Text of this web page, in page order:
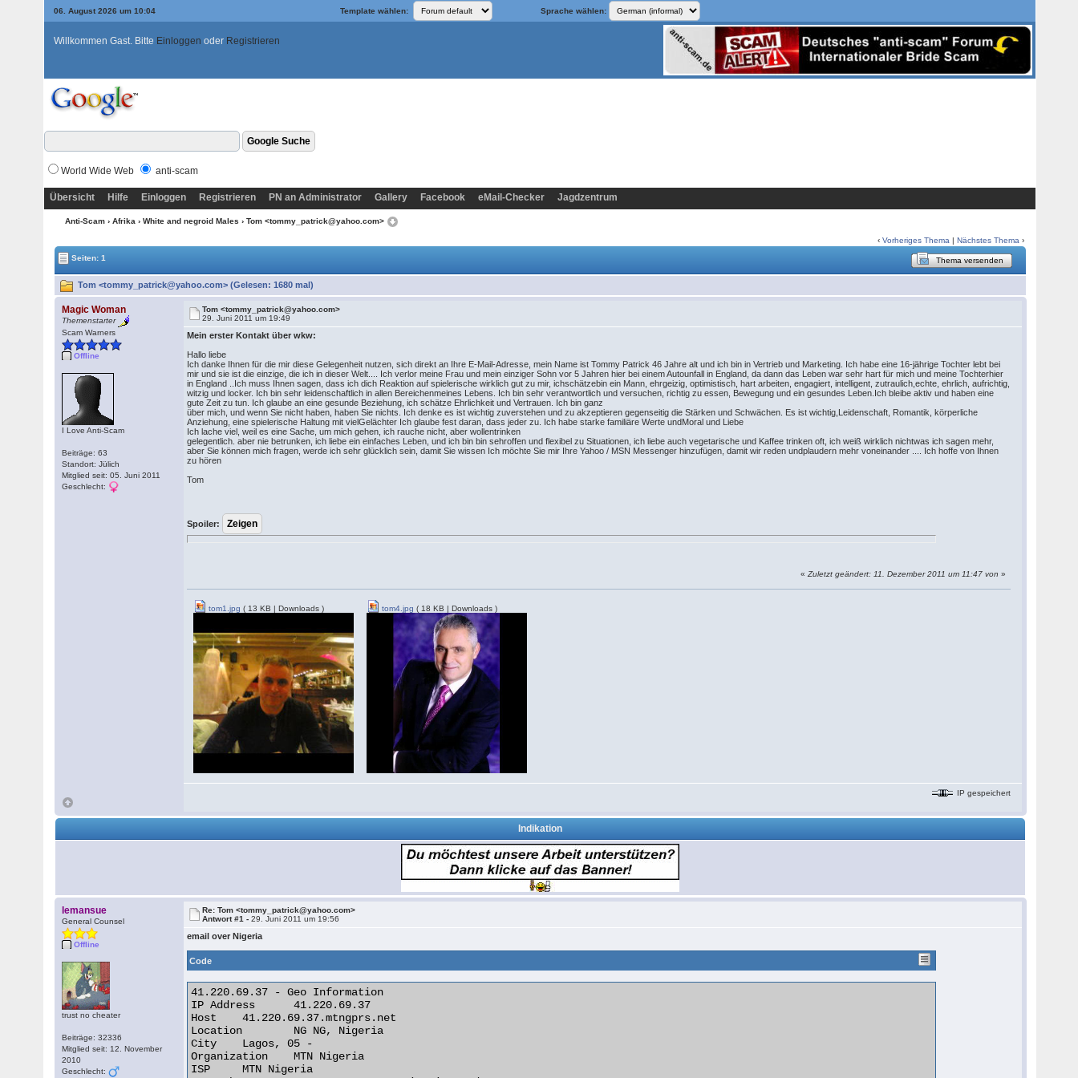
06. August 2026 um 10:04 Template wählen: Sprache wählen:
Willkommen Gast. Bitte Einloggen oder Registrieren
World Wide Web anti-scam
Übersicht Hilfe Einloggen Registrieren PN an Administrator Gallery Facebook eMail-Checker Jagdzentrum
Anti-Scam › Afrika › White and negroid Males › Tom <tommy_patrick@yahoo.com>
‹Vorheriges Thema |Nächstes Thema ›
Seiten: 1
Thema versenden
Tom <tommy_patrick@yahoo.com> (Gelesen: 1680 mal)
Magic Woman
Themenstarter
Scam Warners
Offline
I Love Anti-Scam
Beiträge: 63
Standort: Jülich
Mitglied seit: 05. Juni 2011
Geschlecht:
Tom <tommy_patrick@yahoo.com>
29. Juni 2011 um 19:49
Mein erster Kontakt über wkw:
Hallo liebe
Ich danke Ihnen für die mir diese Gelegenheit nutzen, sich direkt an Ihre E-Mail-Adresse, mein Name ist Tommy Patrick 46 Jahre alt und ich bin in Vertrieb und Marketing. Ich habe eine 16-jährige Tochter lebt bei
mir und sie ist die einzige, die ich in dieser Welt.... Ich verlor meine Frau und mein einziger Sohn vor 5 Jahren hier bei einem Autounfall in England, da dann das Leben war sehr hart für mich und meine Tochterhier
in England ..Ich muss Ihnen sagen, dass ich dich Reaktion auf spielerische wirklich gut zu mir, ichschätzebin ein Mann, ehrgeizig, optimistisch, hart arbeiten, engagiert, intelligent, zutraulich,echte, ehrlich, aufrichtig,
witzig und locker. Ich bin sehr leidenschaftlich in allen Bereichenmeines Lebens. Ich bin sehr verantwortlich und versuchen, richtig zu essen, Bewegung und ein gesundes Leben.Ich bleibe aktiv und haben eine
gute Zeit zu tun. Ich glaube an eine gesunde Beziehung, ich schätze Ehrlichkeit und Vertrauen. Ich bin ganz
über mich, und wenn Sie nicht haben, haben Sie nichts. Ich denke es ist wichtig zuverstehen und zu akzeptieren gegenseitig die Stärken und Schwächen. Es ist wichtig,Leidenschaft, Romantik, körperliche
Anziehung, eine spielerische Haltung mit vielGelächter Ich glaube fest daran, dass jeder zu. Ich habe starke familiäre Werte undMoral und Liebe
Ich lache viel, weil es eine Sache, um mich gehen, ich rauche nicht, aber wollentrinken
gelegentlich. aber nie betrunken, ich liebe ein einfaches Leben, und ich bin bin sehroffen und flexibel zu Situationen, ich liebe auch vegetarische und Kaffee trinken oft, ich weiß wirklich nichtwas ich sagen mehr,
aber Sie können mich fragen, werde ich sehr glücklich sein, damit Sie wissen Ich möchte Sie mir Ihre Yahoo / MSN Messenger hinzufügen, damit wir reden undplaudern mehr voneinander .... Ich hoffe von Ihnen
zu hören
Tom
Spoiler:
«Zuletzt geändert: 11. Dezember 2011 um 11:47 von»
tom1.jpg ( 13 KB | Downloads ) tom4.jpg ( 18 KB | Downloads )
IP gespeichert
Indikation
lemansue
General Counsel
Offline
trust no cheater
Beiträge: 32336
Mitglied seit: 12. November
2010
Geschlecht:
Re: Tom <tommy_patrick@yahoo.com>
Antwort #1 -29. Juni 2011 um 19:56
email over Nigeria
Code
41.220.69.37 - Geo Information
IP Address 	41.220.69.37
Host 	41.220.69.37.mtngprs.net
Location 	NG NG, Nigeria
City 	Lagos, 05 -
Organization 	MTN Nigeria
ISP 	MTN Nigeria